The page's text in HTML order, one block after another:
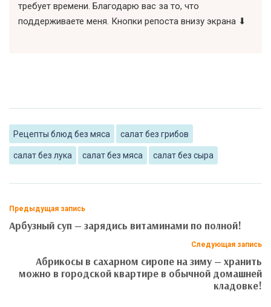
требует времени. Благодарю вас за то, что
поддерживаете меня. Кнопки репоста внизу экрана ⬇
Рецепты блюд без мяса салат без грибов
салат без лука салат без мяса салат без сыра
Предыдущая запись
Арбузный суп — зарядись витаминами по полной!
Следующая запись
Абрикосы в сахарном сиропе на зиму — хранить
можно в городской квартире в обычной домашней
кладовке!